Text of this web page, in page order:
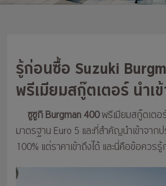
รู้ก่อนซื้อ Suzuki
พรีเมียมสกู๊ตเตอร์ นำเ
ซูซูกิ Burgman 400พรีเมียมสกู๊ตเตอ
มาตรฐาน Euro 5 และที่สำคัญนำเข้าจาก
100% แต่ราคาเข้าถึงได้ และนี่คือข้อควร